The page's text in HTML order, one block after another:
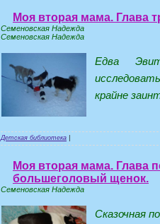
Моя вторая мама. Глава
Семеновская Надежда
Семеновская Надежда
Едва
крайне
Детская библиотека
Моя вторая мама. Глава
большеголовый щенок.
Семеновская Надежда
Сказочная